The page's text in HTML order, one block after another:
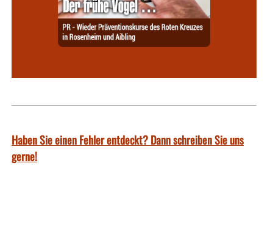
Haben Sie einen Fehler entdeckt? Dann schreiben Sie uns
gerne!